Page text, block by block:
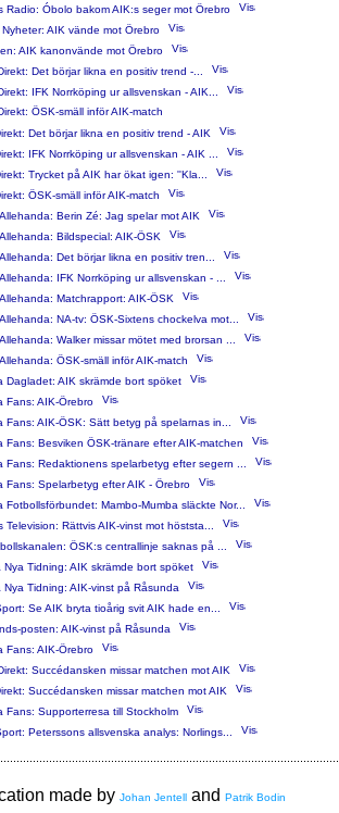
Radio: Óbolo bakom AIK:s seger mot Örebro
AIK vände mot Örebro
AIK kanonvände mot Örebro
Det börjar likna en positiv trend -...
IFK Norrköping ur allsvenskan - AIK...
ÖSK-smäll inför AIK-match
Det börjar likna en positiv trend - AIK
IFK Norrköping ur allsvenskan - AIK ...
Trycket på AIK har ökat igen: ''Kla...
ÖSK-smäll inför AIK-match
Berin Zé: Jag spelar mot AIK
Bildspecial: AIK-ÖSK
Det börjar likna en positiv tren...
IFK Norrköping ur allsvenskan - ...
Matchrapport: AIK-ÖSK
NA-tv: ÖSK-Sixtens chockelva mot...
Walker missar mötet med brorsan ...
ÖSK-smäll inför AIK-match
Dagladet: AIK skrämde bort spöket
Fans: AIK-Örebro
Fans: AIK-ÖSK: Sätt betyg på spelarnas in...
Fans: Besviken ÖSK-tränare efter AIK-matchen
Fans: Redaktionens spelarbetyg efter segern ...
Fans: Spelarbetyg efter AIK - Örebro
Fotbollsförbundet: Mambo-Mumba släckte Nor...
Television: Rättvis AIK-vinst mot höststa...
ÖSK:s centrallinje saknas på ...
Nya Tidning: AIK skrämde bort spöket
Nya Tidning: AIK-vinst på Råsunda
Se AIK bryta tioårig svit AIK hade en...
posten: AIK-vinst på Råsunda
Fans: AIK-Örebro
Succédansken missar matchen mot AIK
Succédansken missar matchen mot AIK
Fans: Supporterresa till Stockholm
Peterssons allsvenska analys: Norlings...
made by Johan Jentell and Patrik Bodin